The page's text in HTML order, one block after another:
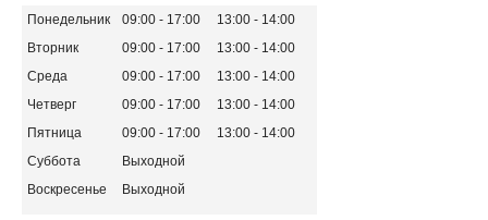
Понедельник 09:00 17:00 13:00
14:00
Вторник
09:00 17:00 13:00
14:00
Среда
09:00 17:00 13:00
14:00
Четверг
09:00 17:00 13:00
14:00
Пятница
09:00 17:00 13:00
14:00
Суббота
Выходной
Воскресенье
Выходной